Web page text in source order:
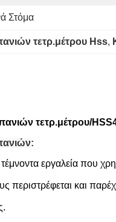
Στόμα
τετρ.μέτρου Hss,
τετρ.μέτρου/
:
εργαλεία που
περιστρέφεται και